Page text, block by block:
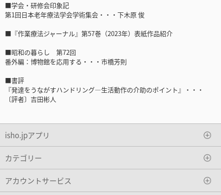
■学会・研修会印象記
第1回日本老年療法学会学術集会・・・下木原 俊
■『作業療法ジャーナル』第57巻（2023年）表紙作品紹介
■昭和の暮らし 第72回
番外編：博物館を応用する・・・市橋芳則
■書評
『発達をうながすハンドリング―生活動作の介助のポイント』・・・
〔評者〕吉田彬人
isho.jpアプリ
カテゴリー
アカウントサービス